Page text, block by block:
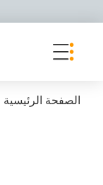
الصفحة الرئيسية